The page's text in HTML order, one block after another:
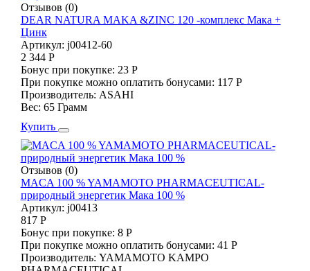
Отзывов (0)
DEAR NATURA MAKA &ZINC 120 -комплекс Мака +
Цинк
Артикул: j00412-60
2 344 Р
Бонус при покупке: 23 Р
При покупке можно оплатить бонусами: 117 Р
Производитель: ASAHI
Вес: 65 Грамм
Купить
Отзывов (0)
MACA 100 % YAMAMOTO PHARMACEUTICAL-
природный энергетик Мака 100 %
Артикул: j00413
817 Р
Бонус при покупке: 8 Р
При покупке можно оплатить бонусами: 41 Р
Производитель: YAMAMOTO KAMPO